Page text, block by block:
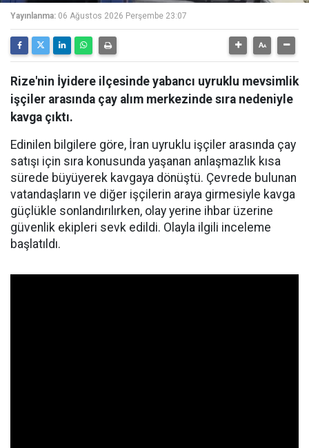
Yayınlanma: 06 Ağustos 2026 Perşembe 23:07
Rize'nin İyidere ilçesinde yabancı uyruklu mevsimlik
işçiler arasında çay alım merkezinde sıra nedeniyle
kavga çıktı.
Edinilen bilgilere göre, İran uyruklu işçiler arasında çay
satışı için sıra konusunda yaşanan anlaşmazlık kısa
sürede büyüyerek kavgaya dönüştü. Çevrede bulunan
vatandaşların ve diğer işçilerin araya girmesiyle kavga
güçlükle sonlandırılırken, olay yerine ihbar üzerine
güvenlik ekipleri sevk edildi. Olayla ilgili inceleme
başlatıldı.